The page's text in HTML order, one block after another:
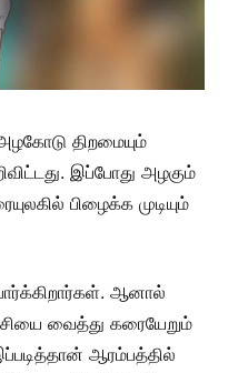
திறமையும்
இப்போது அழகும்
பிழைக்க முடியும்
ஆனால்
வைத்து கரையேறும்
ஆரம்பத்தில்